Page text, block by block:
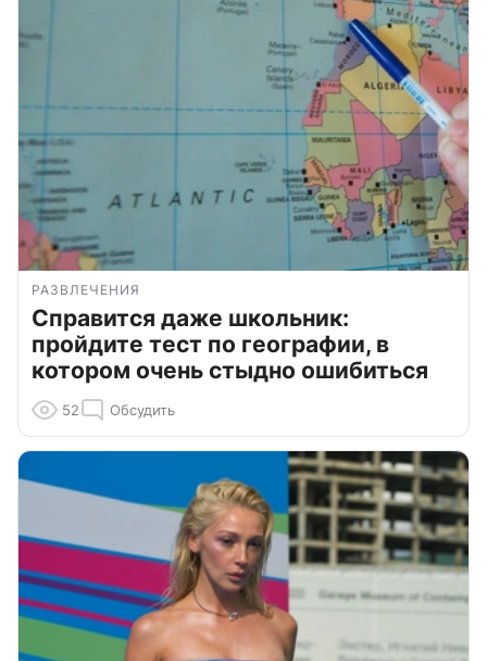
РАЗВЛЕЧЕНИЯ
Справится даже школьник:
пройдите тест по географии, в
котором очень стыдно ошибиться
52 Обсудить